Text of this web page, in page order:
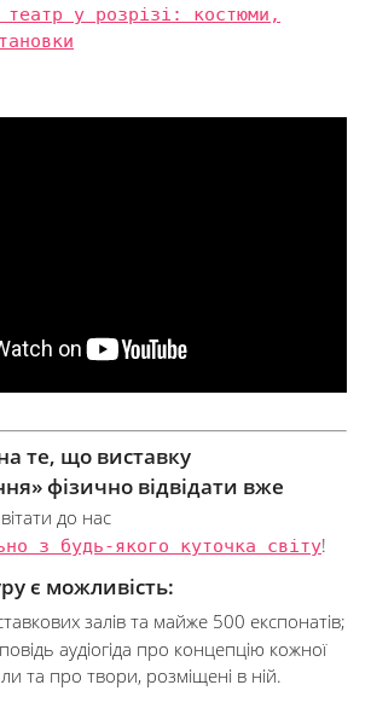
театр у розрізі: костюми,
те, що виставку
фізично відвідати вже
до нас
з будь-якого куточка світу!
є можливість:
залів та майже 500 експонатів;
аудіогіда про концепцію кожної
та про твори, розміщені в ній.